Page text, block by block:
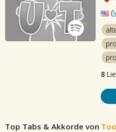
(
8
Top Tabs & Akkorde von